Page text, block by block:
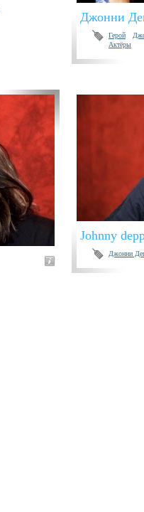
Джонни
Герой
Актёры
Johnny
Джонни